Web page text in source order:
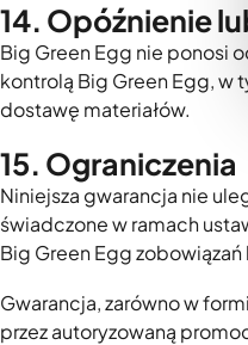
14. Opóźnienie
Big Green Egg nie ponosi
kontrolą Big Green Egg, w
dostawę materiałów.
15. Ograniczenia
Niniejsza gwarancja nie
świadczone w ramach
Big Green Egg
Gwarancja, zarówno w
przez autoryzowaną